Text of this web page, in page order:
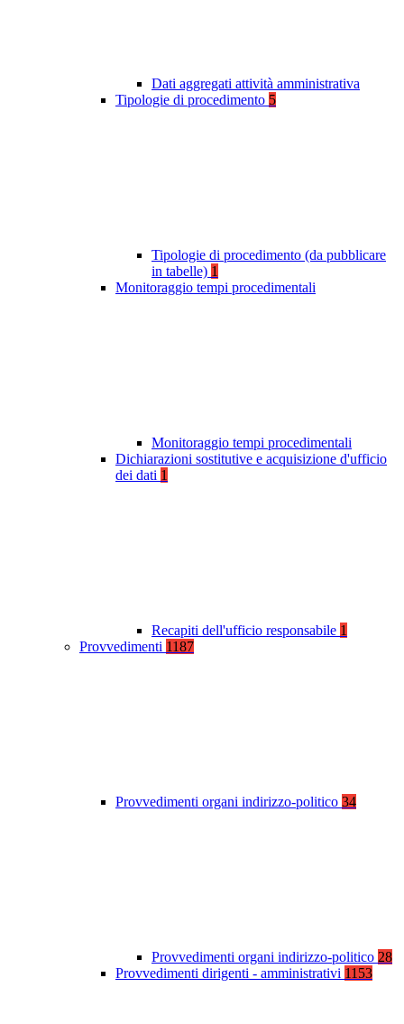
Dati aggregati attività amministrativa
Tipologie di procedimento 5
Tipologie di procedimento (da pubblicare
in tabelle) 1
Monitoraggio tempi procedimentali
Monitoraggio tempi procedimentali
Dichiarazioni sostitutive e acquisizione d'ufficio
dei dati 1
Recapiti dell'ufficio responsabile 1
Provvedimenti 1187
Provvedimenti organi indirizzo-politico 34
Provvedimenti organi indirizzo-politico 28
Provvedimenti dirigenti - amministrativi 1153